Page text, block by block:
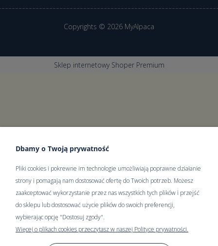
Copyrights © 2026 MyAlpaca
Sklep internetowy Shoper Premium
Dbamy o Twoją prywatność
Pliki cookies i pokrewne im technologie umożliwiają poprawne działanie
strony i pomagają nam dostosować ofertę do Twoich potrzeb. Możesz
zaakceptować wykorzystanie przez nas wszystkich tych plików i przejść
do sklepu lub dostosować użycie plików do swoich preferencji,
wybierając opcję "Dostosuj zgody".
Więcej o plikach cookies przeczytasz w naszej Polityce prywatności.